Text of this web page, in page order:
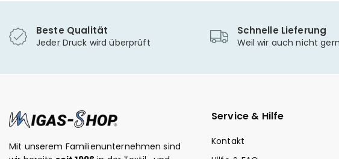
Beste Qualität
Jeder Druck wird überprüft
Schnelle Lieferung
Weil wir auch nicht
Mit unserem Familienunternehmen sind
Service & Hilfe
Kontakt